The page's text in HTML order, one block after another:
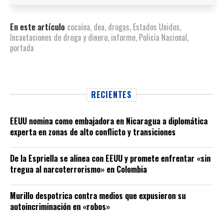
En este artículo cocaína, dea, drogas, Estados Unidos,
Incautaciones de droga y dinero, informe, Policía Nacional,
portada
RECIENTES
EEUU nomina como embajadora en Nicaragua a diplomática
experta en zonas de alto conflicto y transiciones
De la Espriella se alinea con EEUU y promete enfrentar «sin
tregua al narcoterrorismo» en Colombia
Murillo despotrica contra medios que expusieron su
autoincriminación en «robos»